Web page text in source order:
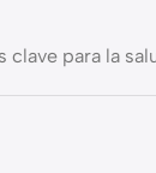
para la